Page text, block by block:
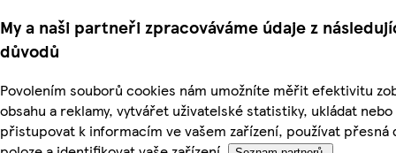
My a naši partneři zpracováváme údaje z
důvodů
Povolením souborů cookies nám umožníte měřit efektivitu
obsahu a reklamy, vytvářet uživatelské statistiky, ukládat nebo
přistupovat k informacím ve vašem zařízení, používat přesná